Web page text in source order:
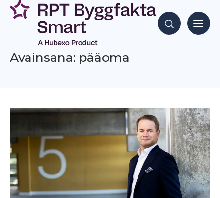
Siirry
sisältöön
Hae sisältöjä
Avainsana: pääoma